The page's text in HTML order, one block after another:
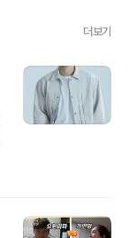
더보기